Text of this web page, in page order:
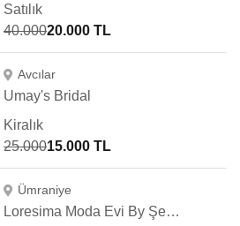
Satılık
40.00020.000 TL
Avcılar
Umay's Bridal
Kiralık
25.00015.000 TL
Ümraniye
Loresima Moda Evi By Şennur Kosif